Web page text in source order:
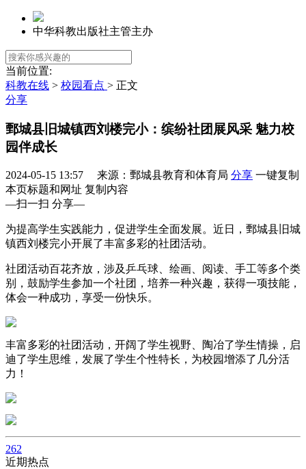
中华科教出版社主管主办
当前位置:
科教在线 > 校园看点 > 正文
分享
鄄城县旧城镇西刘楼完小：缤纷社团展风采 魅力校
园伴成长
2024-05-15 13:57 来源：鄄城县教育和体育局 分享 一键复制
本页标题和网址 复制内容
—扫一扫 分享—
为提高学生实践能力，促进学生全面发展。近日，鄄城县旧城
镇西刘楼完小开展了丰富多彩的社团活动。
社团活动百花齐放，涉及乒乓球、绘画、阅读、手工等多个类
别，鼓励学生参加一个社团，培养一种兴趣，获得一项技能，
体会一种成功，享受一份快乐。
丰富多彩的社团活动，开阔了学生视野、陶冶了学生情操，启
迪了学生思维，发展了学生个性特长，为校园增添了几分活
力！
262
近期热点